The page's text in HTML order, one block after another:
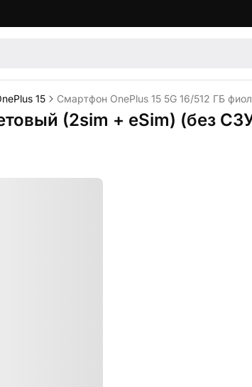
15 Смартфон OnePlus 15 5G 16/512 ГБ
(2sim + eSim) (без